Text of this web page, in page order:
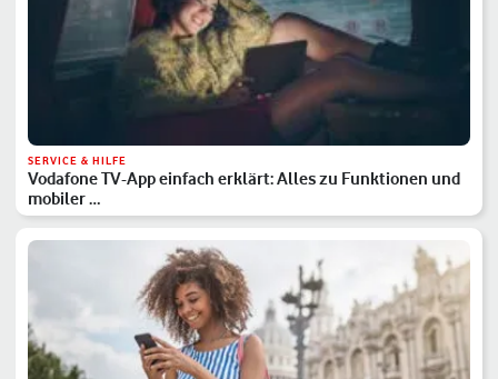
SERVICE & HILFE
Vodafone TV-App einfach erklärt: Alles zu Funktionen und
mobiler …